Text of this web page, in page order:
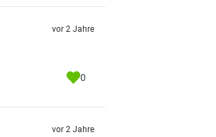
vor 2 Jahre
0
vor 2 Jahre